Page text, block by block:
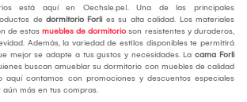
está aquí en Oechsle.pe!. Una de las principales
de dormitorio Forli es su alta calidad. Los materiales
de estos muebles de dormitorio son resistentes y duraderos,
Además, la variedad de estilos disponibles te permitirá
mejor se adapte a tus gustos y necesidades. La cama Forli
buscan amueblar su dormitorio con muebles de calidad
aquí contamos con promociones y descuentos especiales
más en tus compras.